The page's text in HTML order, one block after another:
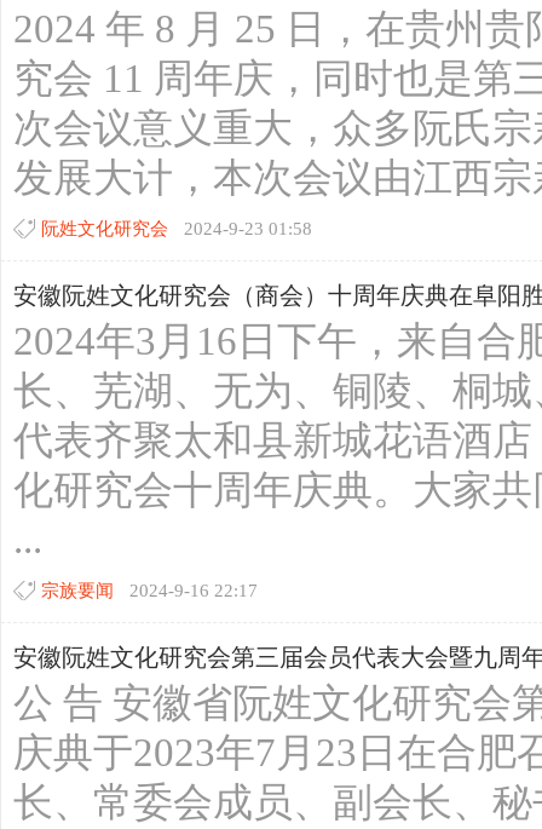
2024 年 8 月 25 日，在贵州
究会 11 周年庆，同时也是第
次会议意义重大，众多阮氏
发展大计，本次会议由江西
阮姓文化研究会 2024-9-23 01:58
安徽阮姓文化研究会（商会）十周年庆典在阜阳
2024年3月16日下午，来自
长、芜湖、无为、铜陵、桐
代表齐聚太和县新城花语酒
化研究会十周年庆典。大家
...
宗族要闻 2024-9-16 22:17
安徽阮姓文化研究会第三届会员代表大会暨九周
公 告 安徽省阮姓文化研究会
庆典于2023年7月23日在合
长、常委会成员、副会长、